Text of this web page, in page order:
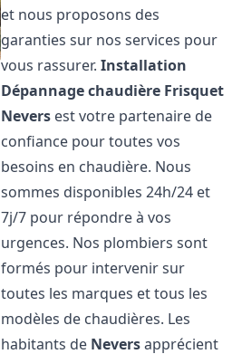
et nous proposons des
garanties sur nos services pour
vous rassurer.Installation
Dépannage chaudière Frisquet
Nevers est votre partenaire de
confiance pour toutes vos
besoins en chaudière. Nous
sommes disponibles 24h/24 et
7j/7 pour répondre à vos
urgences. Nos plombiers sont
formés pour intervenir sur
toutes les marques et tous les
modèles de chaudières. Les
habitants de Neversapprécient